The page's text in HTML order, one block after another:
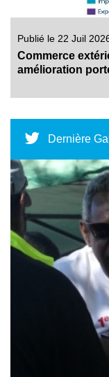
Publié le 22 Juil
Commerce
amélioration
Dernière